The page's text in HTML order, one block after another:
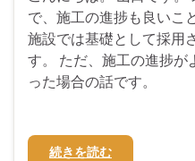
で、施工の進捗も良いこ
施設では基礎として採用
す。 ただ、施工の進捗
った場合の話です。
続きを読む